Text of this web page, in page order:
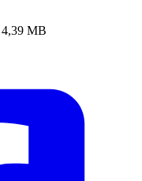
4,39 MB